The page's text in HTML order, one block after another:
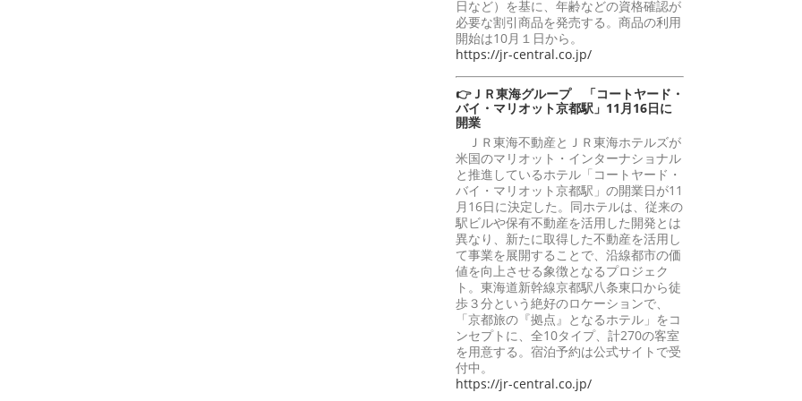
日など）を基に、年齢などの資格確認が
必要な割引商品を発売する。商品の利用
開始は10月１日から。
https://jr-central.co.jp/
👉ＪＲ東海グループ 「コートヤード・
バイ・マリオット京都駅」11月16日に
開業
ＪＲ東海不動産とＪＲ東海ホテルズが
米国のマリオット・インターナショナル
と推進しているホテル「コートヤード・
バイ・マリオット京都駅」の開業日が11
月16日に決定した。同ホテルは、従来の
駅ビルや保有不動産を活用した開発とは
異なり、新たに取得した不動産を活用し
て事業を展開することで、沿線都市の価
値を向上させる象徴となるプロジェク
ト。東海道新幹線京都駅八条東口から徒
歩３分という絶好のロケーションで、
「京都旅の『拠点』となるホテル」をコ
ンセプトに、全10タイプ、計270の客室
を用意する。宿泊予約は公式サイトで受
付中。
https://jr-central.co.jp/